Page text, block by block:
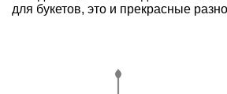
для букетов, это и прекрасные